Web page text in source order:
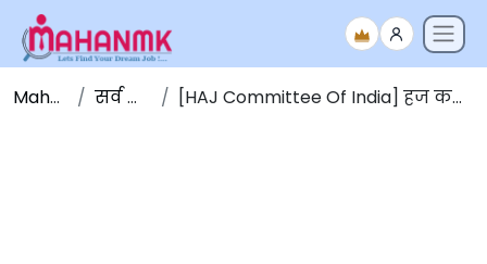
Maha NMK सर्व जाहिराती [HAJ Committee Of India] हज कमेटी ऑफ इंडिया भरती 2025